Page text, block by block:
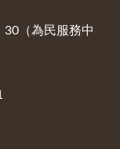
30（為民服務中